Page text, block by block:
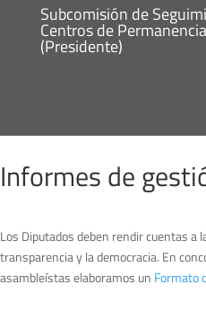
Subcomisión de
Centros de
(Presidente)
Informes de
Los Diputados deben rendir cuentas a
transparencia y la democracia. En
asambleístas elaboramos un Formato